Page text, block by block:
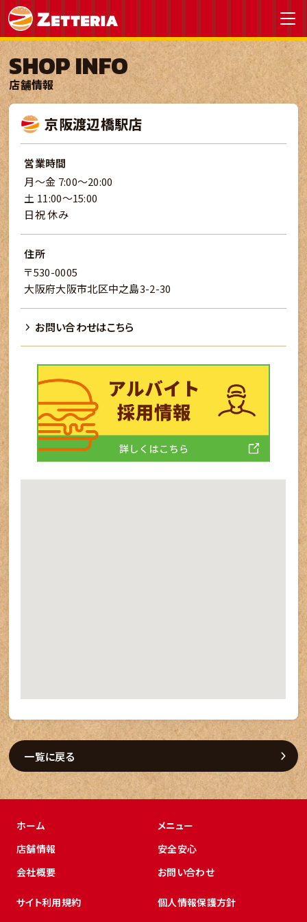
SHOP INFO
店舗情報
京阪渡辺橋駅店
営業時間
月～金 7:00～20:00
土 11:00～15:00
日祝 休み
住所
〒530-0005
大阪府大阪市北区中之島3-2-30
お問い合わせはこちら
一覧に戻る
ホーム
メニュー
店舗情報
安全安心
会社概要
お問い合わせ
サイト利用規約 個人情報保護方針